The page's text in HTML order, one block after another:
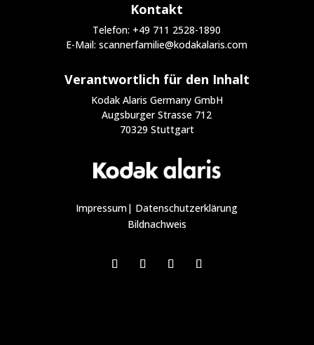
Kontakt
Telefon: +49 711 2528-1890
E-Mail: scannerfamilie@kodakalaris.com
Verantwortlich für den Inhalt
Kodak Alaris Germany GmbH
Augsburger Strasse 712
70329 Stuttgart
Impressum| Datenschutzerklärung
Bildnachweis